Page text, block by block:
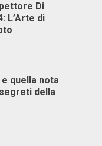
Di
L’Arte di
quella nota
della